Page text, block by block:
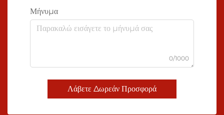
Μήνυμα
0/1000
Λάβετε Δωρεάν Προσφορά